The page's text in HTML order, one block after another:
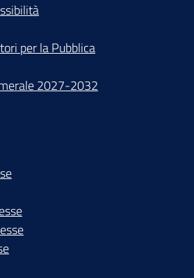
per la Pubblica
2027-2032